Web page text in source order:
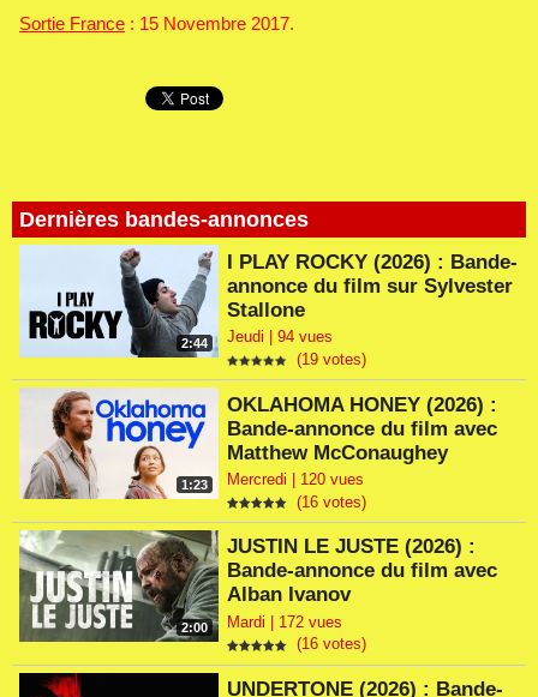
Dernières bandes-annonces
2:44
I PLAY ROCKY (2026) : Bande-
annonce du film sur Sylvester
Stallone
Jeudi | 94 vues
(19 votes)
1:23
OKLAHOMA HONEY (2026) :
Bande-annonce du film avec
Matthew McConaughey
Mercredi | 120 vues
(16 votes)
2:00
JUSTIN LE JUSTE (2026) :
Bande-annonce du film avec
Alban Ivanov
Mardi | 172 vues
(16 votes)
UNDERTONE (2026) : Bande-
Sortie France : 15 Novembre 2017.